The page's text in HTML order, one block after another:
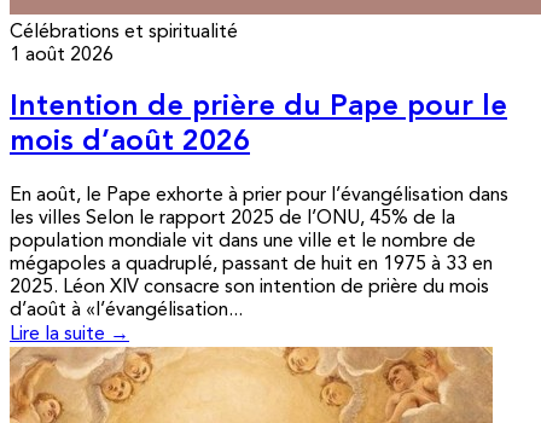
Célébrations et spiritualité
1 août 2026
Intention de prière du Pape pour le
mois d’août 2026
En août, le Pape exhorte à prier pour l’évangélisation dans
les villes Selon le rapport 2025 de l’ONU, 45% de la
population mondiale vit dans une ville et le nombre de
mégapoles a quadruplé, passant de huit en 1975 à 33 en
2025. Léon XIV consacre son intention de prière du mois
d’août à «l’évangélisation...
Lire la suite →